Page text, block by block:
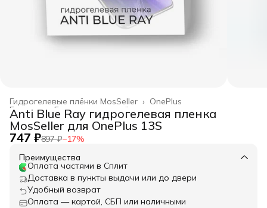
OnePlus
Гидрогелевые плёнки MosSeller ›
Гидрогелевые плёнки ›
Главная ›
Anti Blue Ray гидрогелевая пленка
MosSeller для OnePlus 13S
747 ₽897 ₽−17%
Преимущества
Оплата частями в Сплит
Доставка в пункты выдачи или до двери
Удобный возврат
Оплата — картой, СБП или наличными